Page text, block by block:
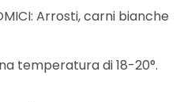
Arrosti, carni bianche
temperatura di 18-20°.